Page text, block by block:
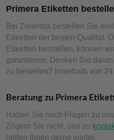
Primera Etiketten
Bei Zolemba bestellen Sie
Etiketten der besten Qualität.
Etiketten herstellen, können
garantieren. Denken Sie
zu bestellen? Innerhalb von
Beratung zu Primera
Haben Sie noch Fragen zu
Zögern Sie nicht, uns zu
helfen Ihnen gerne weiter.